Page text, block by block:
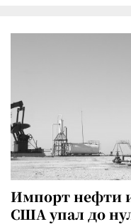
Импорт нефти
США упал до